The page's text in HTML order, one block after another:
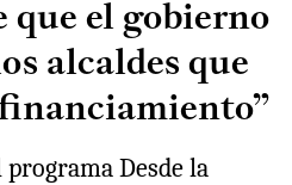
que el gobierno
alcaldes que
Desde la